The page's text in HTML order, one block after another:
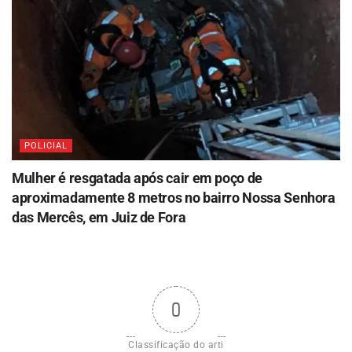
POLICIAL
Mulher é resgatada após cair em poço de
aproximadamente 8 metros no bairro Nossa Senhora
das Mercês, em Juiz de Fora
0
Classificação do arti